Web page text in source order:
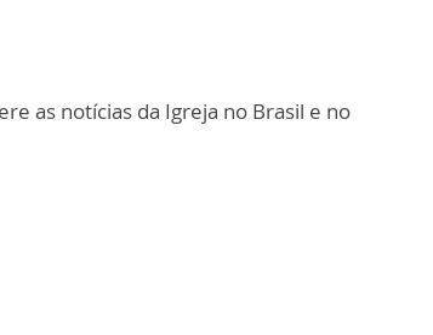
as notícias da Igreja no Brasil e no